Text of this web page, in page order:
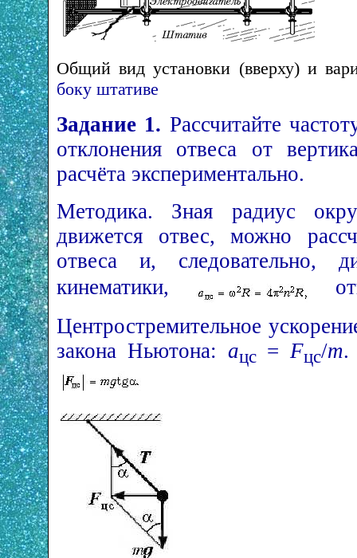
Общий вид установки (вверху) и
боку штативе
Задание 1. Рассчитайте
отклонения отвеса от
расчёта экспериментально.
Методика. Зная радиус
движется отвес, можно
отвеса и, следовательно,
кинематики,
Центростремительное
закона Ньютона: aцс= Fцс/m.